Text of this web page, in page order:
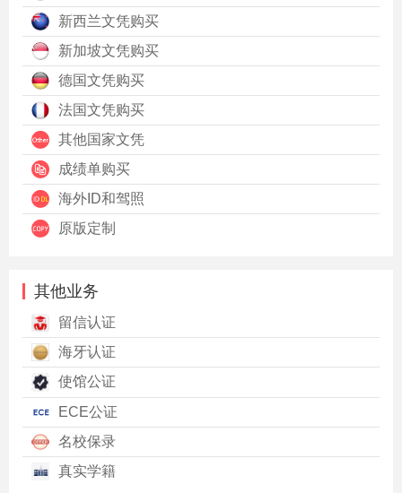
新西兰文凭购买
新加坡文凭购买
德国文凭购买
法国文凭购买
其他国家文凭
成绩单购买
海外ID和驾照
原版定制
其他业务
留信认证
海牙认证
使馆公证
ECE公证
名校保录
真实学籍